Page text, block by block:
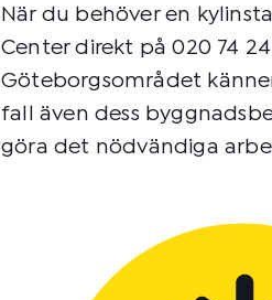
När du behöver en
Center direkt på 020 74
Göteborgsområdet
fall även dess
göra det nödvändiga